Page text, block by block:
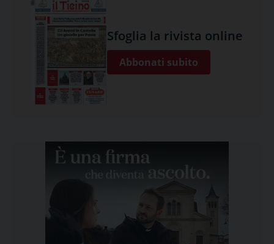
Sfoglia la rivista online
Abbonati subito